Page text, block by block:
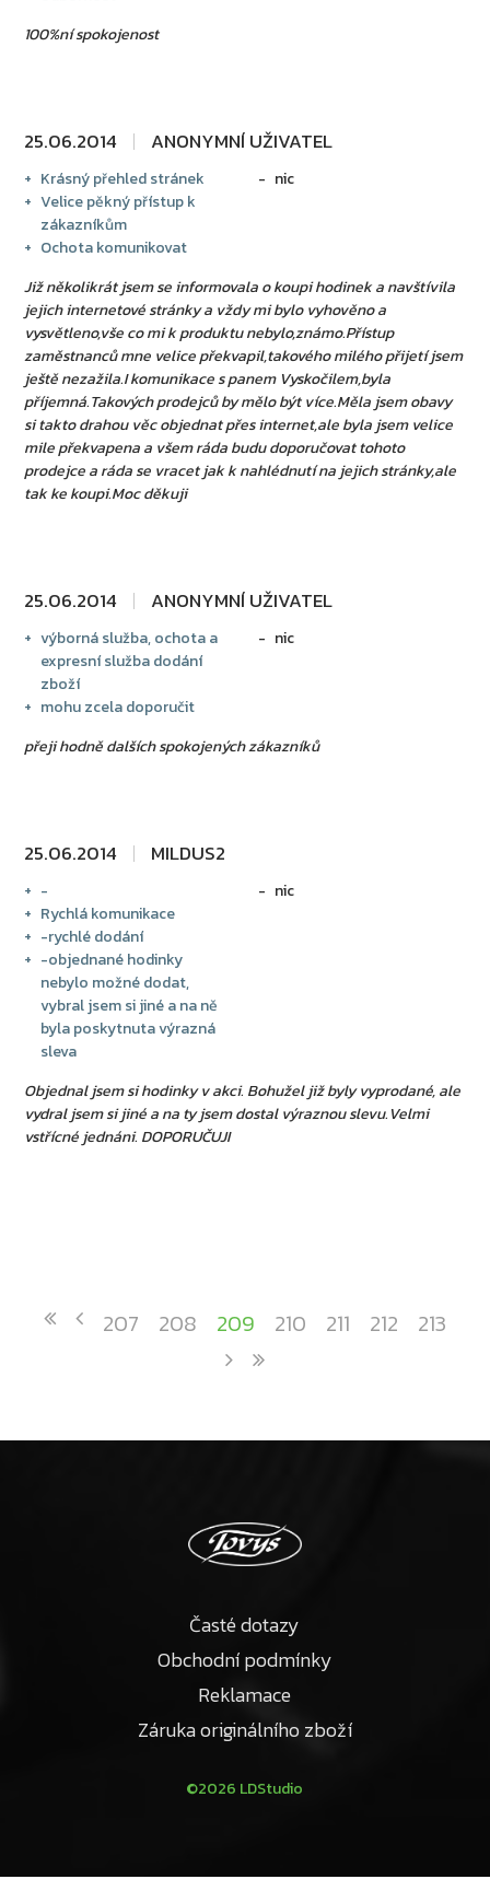
100%ní spokojenost
25.06.2014 ANONYMNÍ UŽIVATEL
Krásný přehled stránek
Velice pěkný přístup k
zákazníkům
Ochota komunikovat
nic
Již několikrát jsem se informovala o koupi hodinek a navštívila
jejich internetové stránky a vždy mi bylo vyhověno a
vysvětleno,vše co mi k produktu nebylo,známo.Přístup
zaměstnanců mne velice překvapil,takového milého přijetí jsem
ještě nezažila.I komunikace s panem Vyskočilem,byla
příjemná.Takových prodejců by mělo být více.Měla jsem obavy
si takto drahou věc objednat přes internet,ale byla jsem velice
mile překvapena a všem ráda budu doporučovat tohoto
prodejce a ráda se vracet jak k nahlédnutí na jejich stránky,ale
tak ke koupi.Moc děkuji
25.06.2014 ANONYMNÍ UŽIVATEL
výborná služba, ochota a
expresní služba dodání
zboží
mohu zcela doporučit
nic
přeji hodně dalších spokojených zákazníků
25.06.2014 MILDUS2
-
Rychlá komunikace
-rychlé dodání
-objednané hodinky
nebylo možné dodat,
vybral jsem si jiné a na ně
byla poskytnuta výrazná
sleva
nic
Objednal jsem si hodinky v akci. Bohužel již byly vyprodané, ale
vydral jsem si jiné a na ty jsem dostal výraznou slevu.Velmi
vstřícné jednáni. DOPORUČUJI
207 208 209 210 211 212 213
Časté dotazy
Obchodní podmínky
Reklamace
Záruka originálního zboží
©2026 LDStudio